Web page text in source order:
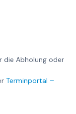
die Abholung oder
Terminportal –